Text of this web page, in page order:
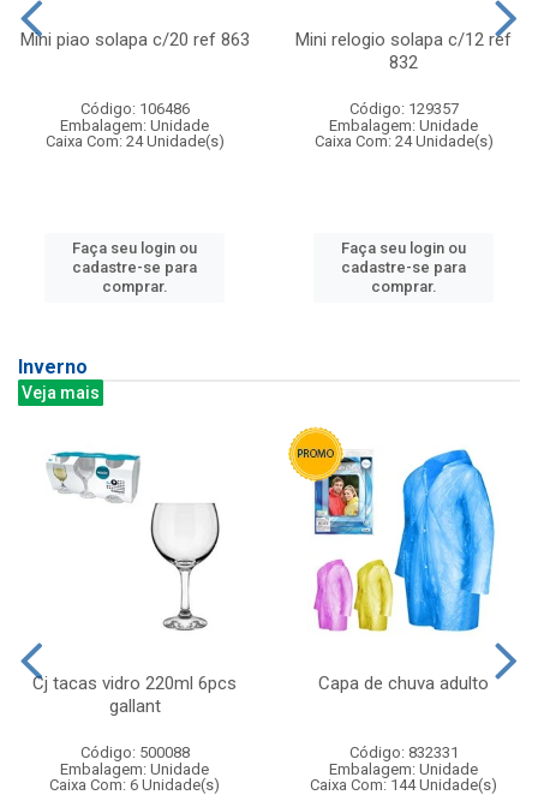
Mini piao solapa c/20 ref 863
Código: 106486
Embalagem: Unidade
Caixa Com: 24 Unidade(s)
Faça seu login ou
cadastre-se para
comprar.
Mini relogio solapa c/12 ref
832
Código: 129357
Embalagem: Unidade
Caixa Com: 24 Unidade(s)
Faça seu login ou
cadastre-se para
comprar.
Inverno
Veja mais
Cj tacas vidro 220ml 6pcs
gallant
Código: 500088
Embalagem: Unidade
Caixa Com: 6 Unidade(s)
Capa de chuva adulto
Código: 832331
Embalagem: Unidade
Caixa Com: 144 Unidade(s)